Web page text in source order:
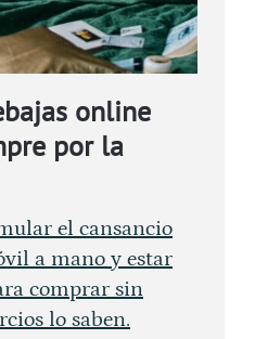
online
por la
el cansancio
a mano y estar
comprar sin
lo saben.